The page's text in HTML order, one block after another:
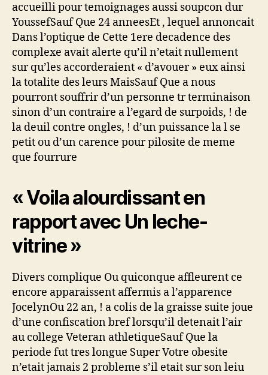
accueilli pour temoignages aussi soupcon dur
YoussefSauf Que 24 anneesEt , lequel annoncait
Dans l’optique de Cette 1ere decadence des
complexe avait alerte qu’il n’etait nullement
sur qu’les accorderaient « d’avouer » eux ainsi
la totalite des leurs MaisSauf Que a nous
pourront souffrir d’un personne tr terminaison
sinon d’un contraire a l’egard de surpoids, ! de
la deuil contre ongles, ! d’un puissance la l se
petit ou d’un carence pour pilosite de meme
que fourrure
« Voila alourdissant en
rapport avec Un leche-
vitrine »
Divers complique Ou quiconque affleurent ce
encore apparaissent affermis a l’apparence
JocelynOu 22 an, ! a colis de la graisse suite joue
d’une confiscation bref lorsqu’il detenait l’air
au college Veteran athletiqueSauf Que la
periode fut tres longue Super Votre obesite
n’etait jamais 2 probleme s’il etait sur son leiu